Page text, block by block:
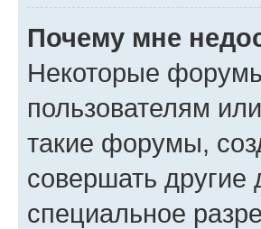
Почему мне
Некоторые
пользователям
такие форумы,
совершать другие
специальное